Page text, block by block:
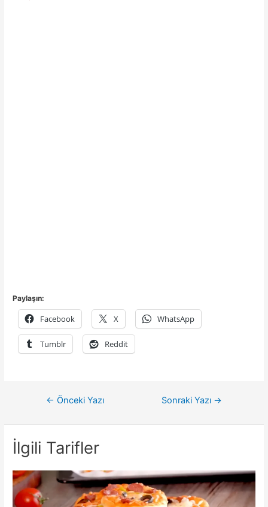
Paylaşın:
Facebook X WhatsApp
Tumblr Reddit
← Önceki Yazı Sonraki Yazı →
İlgili Tarifler